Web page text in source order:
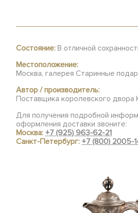
Состояние: В отличной
Местоположение:
Москва, галерея Старинные
Автор / производитель:
Поставщика королевского двора
Для получения подробной
оформления доставки звоните:
Москва:+7 (925) 963-62-21
Санкт-Петербург:+7 (800) 2005-